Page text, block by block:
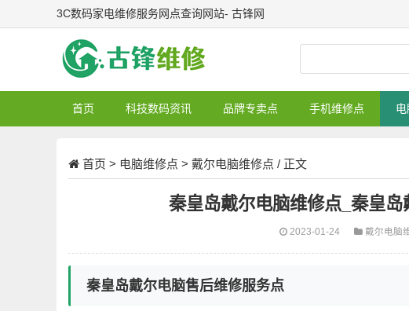
3C数码家电维修服务网点查询网站- 古锋网
首页 科技数码资讯 品牌专卖点 手机维修点
首页 > 电脑维修点 > 戴尔电脑维修点 / 正文
秦皇岛戴尔电脑维修点_秦皇
2023-01-24 戴尔电脑
秦皇岛戴尔电脑售后维修服务点